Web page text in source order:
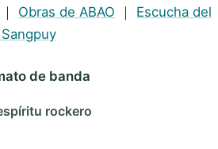
｜ Obras de ABAO ｜ Escucha del
de banda
rockero